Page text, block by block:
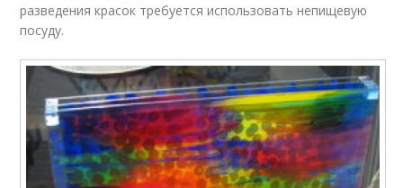
разведения красок требуется использовать непищевую
посуду.